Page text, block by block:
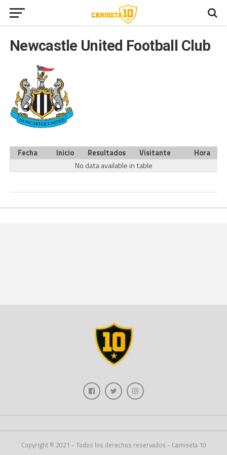
Newcastle United Football Club
Fecha Inicio Resultados Visitante
Hora
No data available in table
Copyright © 2021 - Todos los derechos reservados - Camiseta 10